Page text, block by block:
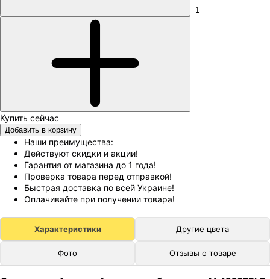
Добавить в корзину
Наши преимущества:
Действуют скидки и акции!
Гарантия от магазина до 1 года!
Проверка товара перед отправкой!
Быстрая доставка по всей Украине!
Оплачивайте при получении товара!
Характеристики Другие цвета
Фото Отзывы о товаре